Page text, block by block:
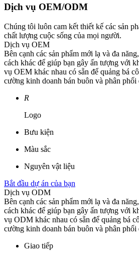
Dịch vụ OEM/ODM
Chúng tôi luôn cam kết thiết kế các sản
chất lượng cuộc sống của mọi người.
Dịch vụ OEM
Bên cạnh các sản phẩm mới lạ và đa
cách khác để giúp bạn gây ấn tượng với
vụ OEM khác nhau có sẵn để quảng bá
cường kinh doanh bán buôn và phân phối
R
Logo
Bưu kiện
Màu sắc
Nguyên vật liệu
Bắt đầu dự án của bạn
Dịch vụ ODM
Bên cạnh các sản phẩm mới lạ và đa
cách khác để giúp bạn gây ấn tượng với
vụ ODM khác nhau có sẵn để quảng bá
cường kinh doanh bán buôn và phân phối
Giao tiếp